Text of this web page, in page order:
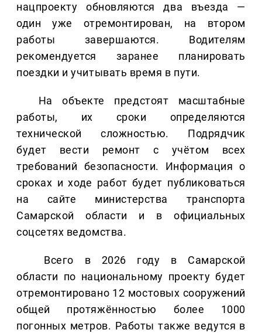
нацпроекту обновляются два въезда —
один уже отремонтирован, на втором
работы завершаются. Водителям
рекомендуется заранее планировать
поездки и учитывать время в пути.
На объекте предстоят масштабные
работы, их сроки определяются
технической сложностью. Подрядчик
будет вести ремонт с учётом всех
требований безопасности. Информация о
сроках и ходе работ будет публиковаться
на сайте министерства транспорта
Самарской области и в официальных
соцсетях ведомства.
Всего в 2026 году в Самарской
области по национальному проекту будет
отремонтировано 12 мостовых сооружений
общей протяжённостью более 1000
погонных метров. Работы также ведутся в